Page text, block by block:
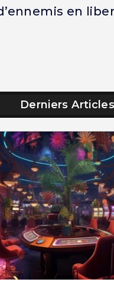
en
Derniers Articles